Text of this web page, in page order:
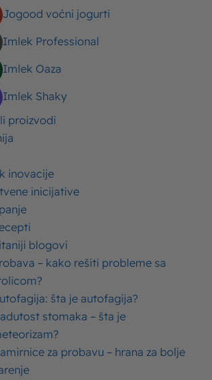
Jogood voćni jogurti
Imlek Professional
Imlek Oaza
Imlek Shaky
proizvodi
inovacije
inicijative
blogovi
– kako rešiti probleme sa
šta je autofagija?
stomaka – šta je
za probavu – hrana za bolje
šećerca
sosa
Kravica pavlake za
10%mm
u secku i na tiganju uz